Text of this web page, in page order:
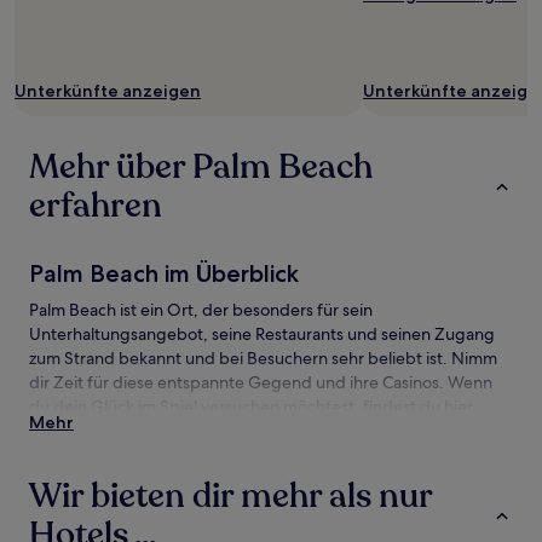
Unterkünfte anzeigen Unterkünfte
Mehr über Palm Beach
erfahren
Palm Beach im Überblick
Palm Beach ist ein Ort, der besonders für sein
Unterhaltungsangebot, seine Restaurants und seinen Zugang
zum Strand bekannt und bei Besuchern sehr beliebt ist. Nimm
dir Zeit für diese entspannte Gegend und ihre Casinos. Wenn
Gleichgesinnte: Das Casino im Hilton Aruba und Hyatt Regency
diese Sehenswürdigkeiten: Palm Beach Plaza und
Schmetterlingsfarm.
Mehr
Wir bieten dir mehr als nur